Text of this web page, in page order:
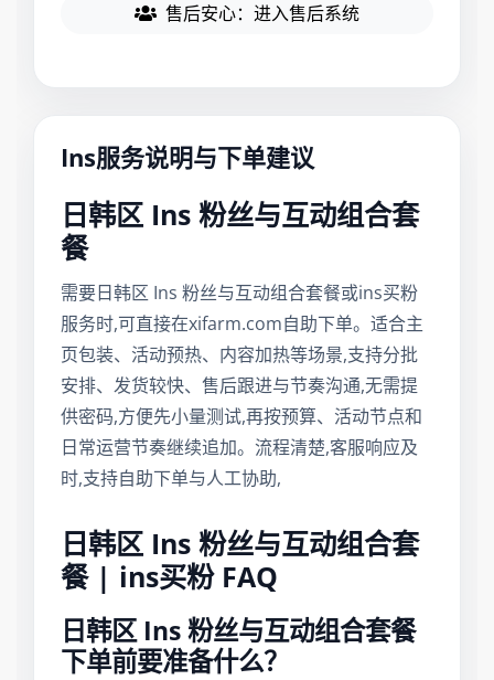
售后安心：进入售后系统
Ins服务说明与下单建议
日韩区 Ins 粉丝与互动组合套
餐
需要日韩区 Ins 粉丝与互动组合套餐或ins买粉
服务时,可直接在xifarm.com自助下单。适合主
页包装、活动预热、内容加热等场景,支持分批
安排、发货较快、售后跟进与节奏沟通,无需提
供密码,方便先小量测试,再按预算、活动节点和
日常运营节奏继续追加。流程清楚,客服响应及
时,支持自助下单与人工协助,
日韩区 Ins 粉丝与互动组合套
餐 | ins买粉 FAQ
日韩区 Ins 粉丝与互动组合套餐
下单前要准备什么？